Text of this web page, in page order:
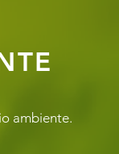
ambiente.